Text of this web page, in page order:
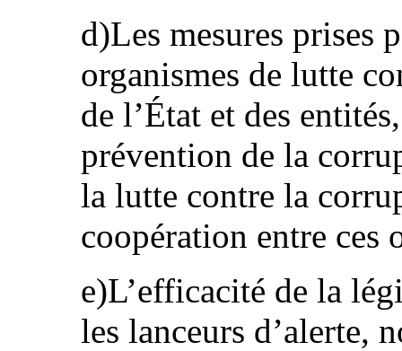
d)Les mesures prises
organismes de lutte
de l’État et des
prévention de la
la lutte contre la
coopération entre ces
e)L’efficacité de la
les lanceurs d’alerte,